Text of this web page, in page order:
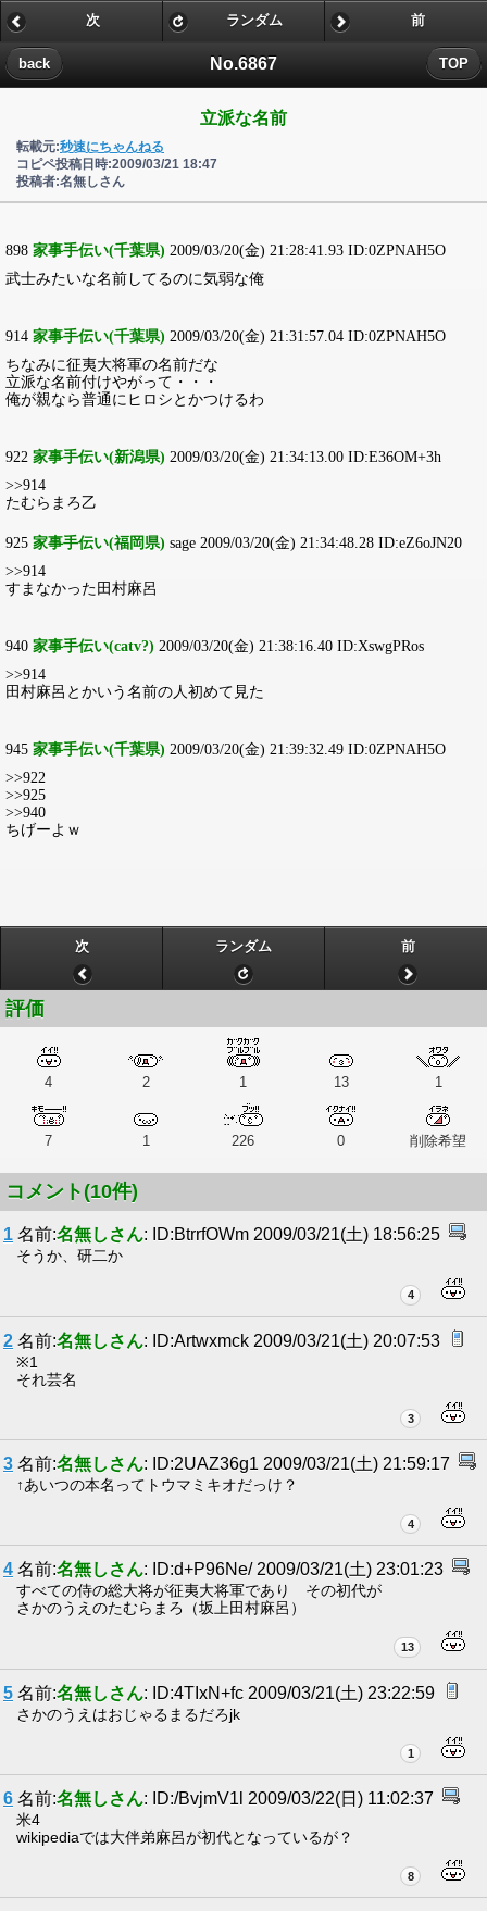
No.6867
back TOP
次 ランダム 前
立派な名前
転載元:秒速にちゃんねる
コピペ投稿日時:2009/03/21 18:47
投稿者:名無しさん
898 家事手伝い(千葉県) 2009/03/20(金) 21:28:41.93 ID:0ZPNAH5O
武士みたいな名前してるのに気弱な俺
914 家事手伝い(千葉県) 2009/03/20(金) 21:31:57.04 ID:0ZPNAH5O
ちなみに征夷大将軍の名前だな
立派な名前付けやがって・・・
俺が親なら普通にヒロシとかつけるわ
922 家事手伝い(新潟県) 2009/03/20(金) 21:34:13.00 ID:E36OM+3h
>>914
たむらまろ乙
925 家事手伝い(福岡県) sage 2009/03/20(金) 21:34:48.28 ID:eZ6oJN20
>>914
すまなかった田村麻呂
940 家事手伝い(catv?) 2009/03/20(金) 21:38:16.40 ID:XswgPRos
>>914
田村麻呂とかいう名前の人初めて見た
945 家事手伝い(千葉県) 2009/03/20(金) 21:39:32.49 ID:0ZPNAH5O
>>922
>>925
>>940
ちげーよｗ
次 ランダム 前
評価
4 2 1 13 1
7 1 226 0 削除希望
コメント(10件)
1 名前:名無しさん: ID:BtrrfOWm 2009/03/21(土) 18:56:25
そうか、研二か
4
2 名前:名無しさん: ID:Artwxmck 2009/03/21(土) 20:07:53
※1
それ芸名
3
3 名前:名無しさん: ID:2UAZ36g1 2009/03/21(土) 21:59:17
↑あいつの本名ってトウマミキオだっけ？
4
4 名前:名無しさん: ID:d+P96Ne/ 2009/03/21(土) 23:01:23
すべての侍の総大将が征夷大将軍であり その初代が
さかのうえのたむらまろ（坂上田村麻呂）
13
5 名前:名無しさん: ID:4TIxN+fc 2009/03/21(土) 23:22:59
さかのうえはおじゃるまるだろjk
1
6 名前:名無しさん: ID:/BvjmV1l 2009/03/22(日) 11:02:37
米4
wikipediaでは大伴弟麻呂が初代となっているが？
8